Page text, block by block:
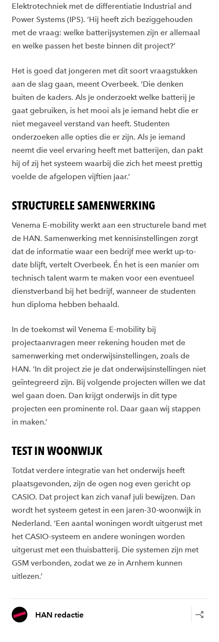
Elektrotechniek met de differentiatie Industrial and
Power Systems (IPS). ‘Hij heeft zich beziggehouden
met de vraag: welke batterijsystemen zijn er allemaal
en welke passen het beste binnen dit project?’
Het is goed dat jongeren met dit soort vraagstukken
aan de slag gaan, meent Overbeek. ‘Die denken
buiten de kaders. Als je onderzoekt welke batterij je
gaat gebruiken, is het mooi als je iemand hebt die er
niet megaveel verstand van heeft. Studenten
onderzoeken alle opties die er zijn. Als je iemand
neemt die veel ervaring heeft met batterijen, dan pakt
hij of zij het systeem waarbij die zich het meest prettig
voelde de afgelopen vijftien jaar.’
STRUCTURELE SAMENWERKING
Venema E-mobility werkt aan een structurele band met
de HAN. Samenwerking met kennisinstellingen zorgt
dat de informatie waar een bedrijf mee werkt up-to-
date blijft, vertelt Overbeek. Én het is een manier om
technisch talent warm te maken voor een eventueel
dienstverband bij het bedrijf, wanneer de studenten
hun diploma hebben behaald.
In de toekomst wil Venema E-mobility bij
projectaanvragen meer rekening houden met de
samenwerking met onderwijsinstellingen, zoals de
HAN. ‘In dit project zie je dat onderwijsinstellingen niet
geïntegreerd zijn. Bij volgende projecten willen we dat
wel gaan doen. Dan krijgt onderwijs in dit type
projecten een prominente rol. Daar gaan wij stappen
in maken.’
TEST IN WOONWIJK
Totdat verdere integratie van het onderwijs heeft
plaatsgevonden, zijn de ogen nog even gericht op
CASIO. Dat project kan zich vanaf juli bewijzen. Dan
wordt het systeem getest in een jaren-30-woonwijk in
Nederland. ‘Een aantal woningen wordt uitgerust met
het CASIO-systeem en andere woningen worden
uitgerust met een thuisbatterij. Die systemen zijn met
GSM verbonden, zodat we ze in Arnhem kunnen
uitlezen.’
HAN redactie